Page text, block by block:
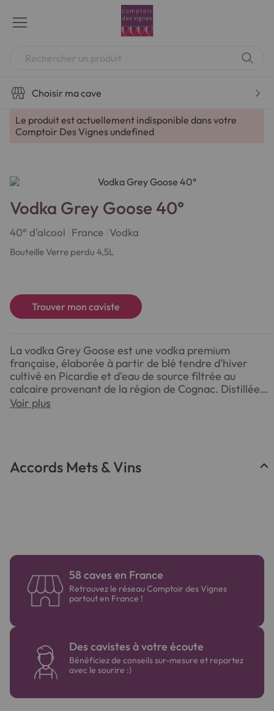
contenu
Choisir ma cave
Le produit est actuellement indisponible dans votre
Comptoir Des Vignes undefined
Vodka Grey Goose 40°
40° d'alcool France Vodka
Bouteille Verre perdu 4,5L
Trouver mon caviste
La vodka Grey Goose est une vodka premium
française, élaborée à partir de blé tendre d'hiver
cultivé en Picardie et d'eau de source filtrée au
calcaire provenant de la région de Cognac. Distillée
une seule fois, elle offre une pureté remarquable et
finale légèrement sucrée et chaleureuse.
Voir plus
Accords Mets & Vins
58 caves en France
Retrouvez le réseau Comptoir des Vignes
partout en France !
Des cavistes à votre écoute
Bénéficiez de conseils sur-mesure et repartez
avec le sourire :)